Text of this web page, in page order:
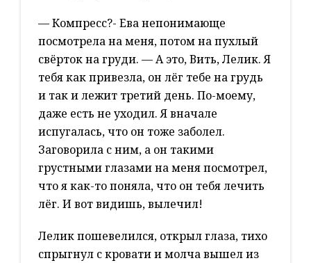
— Компресс?- Ева непонимающе
посмотрела на меня, потом на пухлый
свёрток на груди. — А это, Вить, Лелик. Я
тебя как привезла, он лёг тебе на грудь
и так и лежит третий день. По-моему,
даже есть не уходил. Я вначале
испугалась, что он тоже заболел.
Заговорила с ним, а он такими
грустными глазами на меня посмотрел,
что я как-то поняла, что он тебя лечить
лёг. И вот видишь, вылечил!
Лелик пошевелился, открыл глаза, тихо
спрыгнул с кровати и молча вышел из